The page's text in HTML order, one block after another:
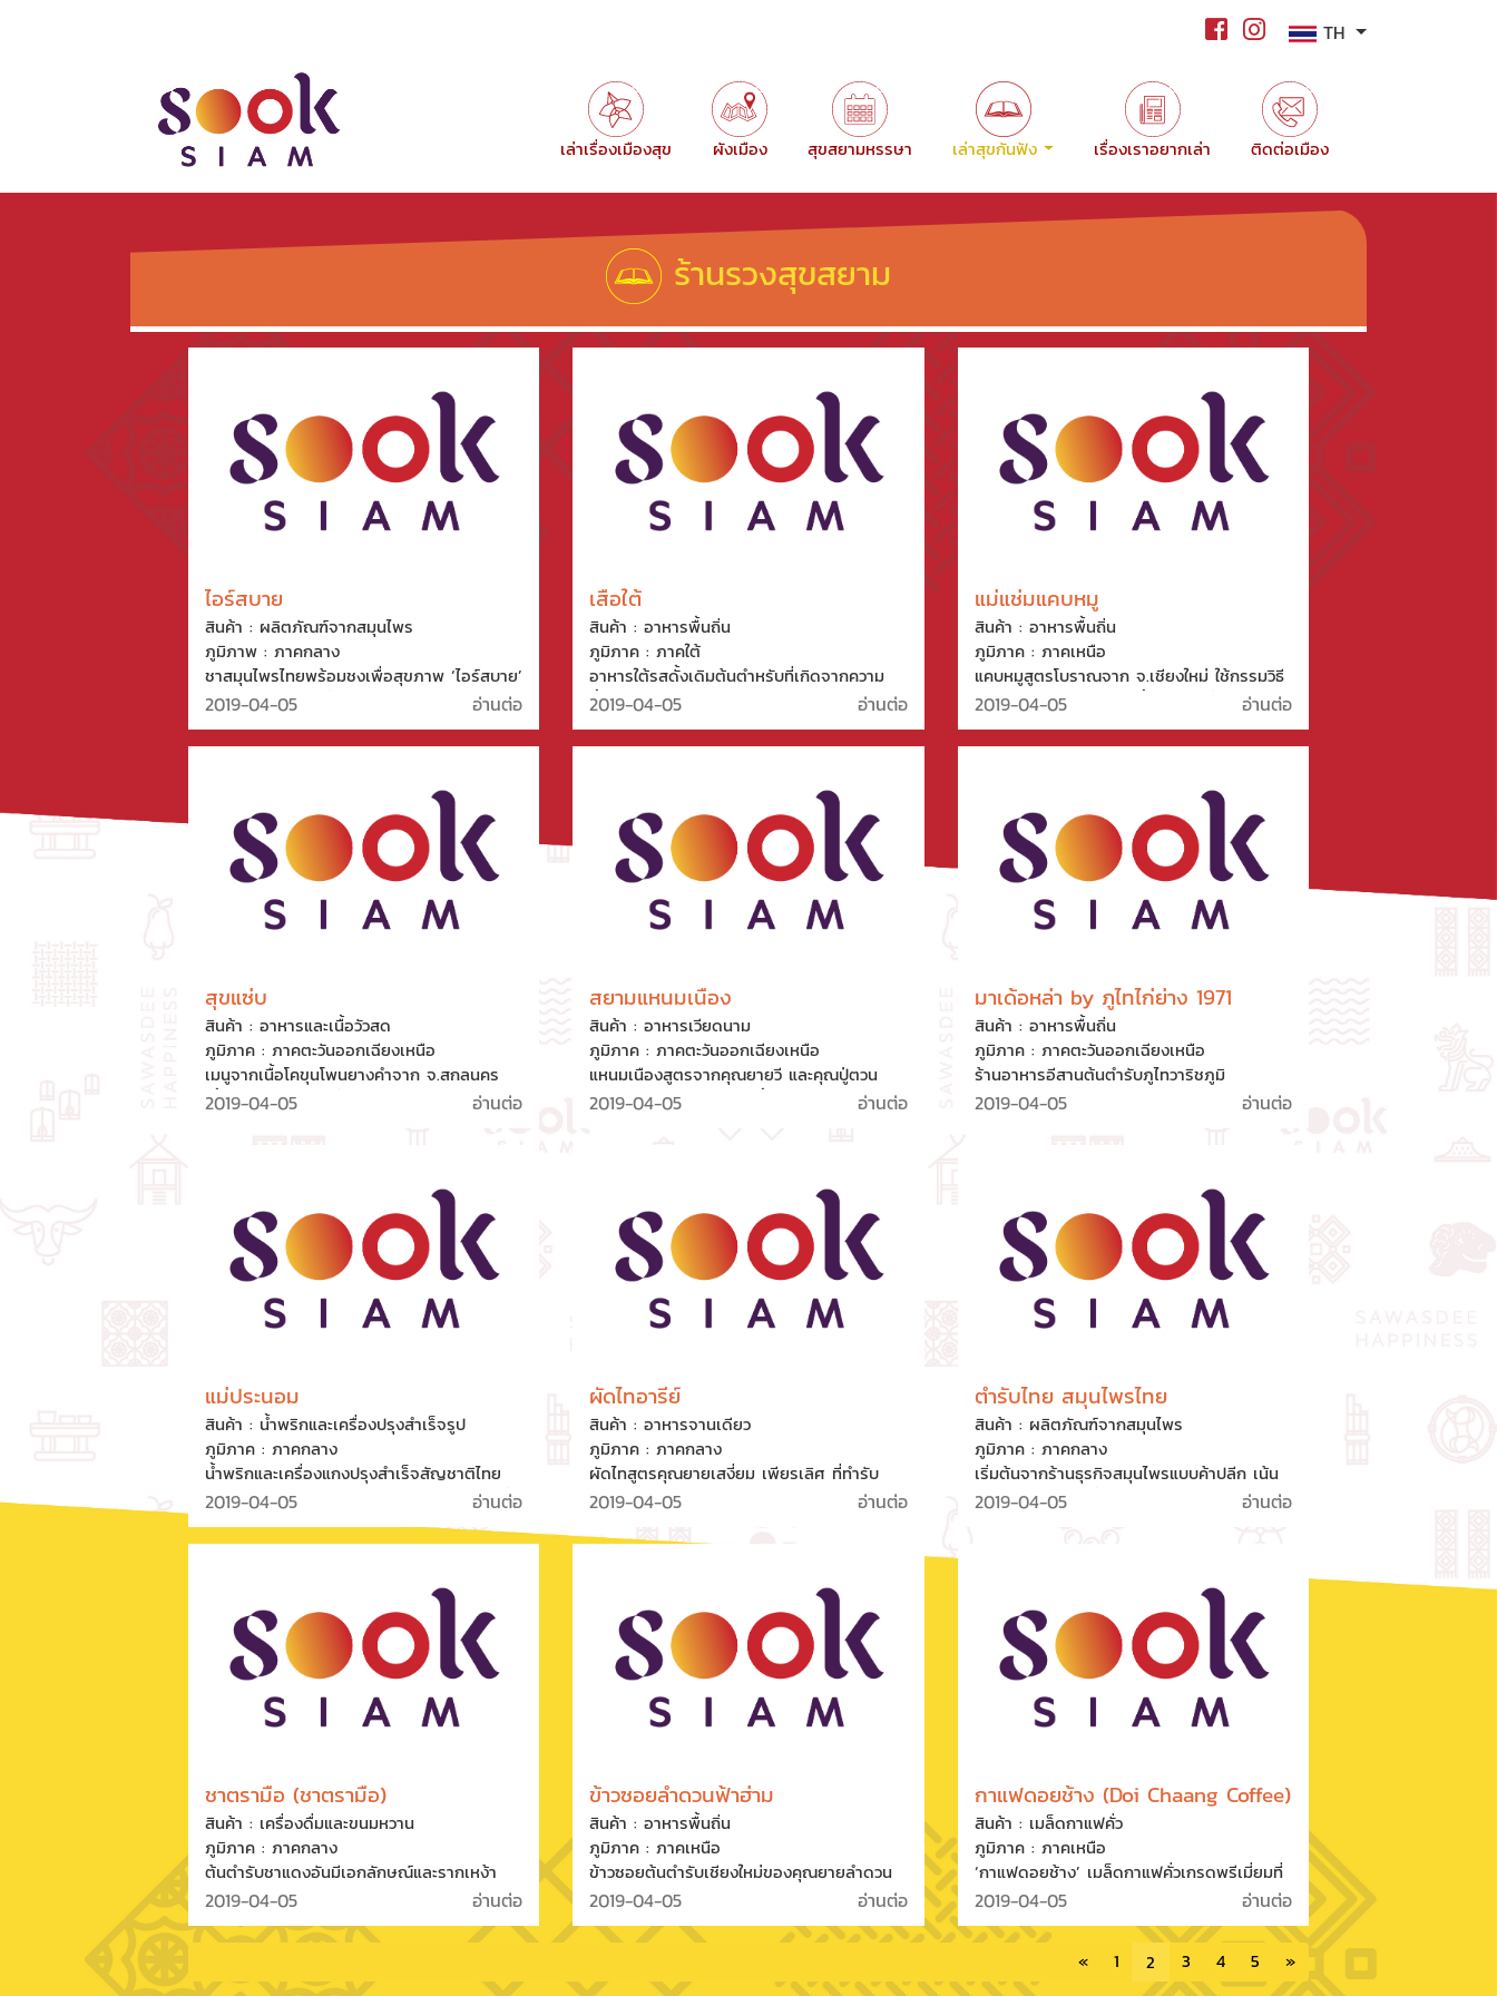
TH
เล่าเรื่องเมืองสุข ผังเมือง สุขสยามหรรษา เล่าสุขกันฟัง เรื่องเราอยากเล่า ติดต่อเมือง
ร้านรวงสุขสยาม
ไอร์สบาย
สินค้า : ผลิตภัณฑ์จากสมุนไพร
ภูมิภาพ : ภาคกลาง
ชาสมุนไพรไทยพร้อมชงเพื่อสุขภาพ ‘ไอร์สบาย’
ผลิตจากสมุนไพรที่มีประโยชน์ของไทย และยัง
จำหน่ายธัญญาพืชอบกรอบขนม นอกจากนี้ยัง
มีผลิตภัณฑ์สปาจากสมนุไพรมาตรฐานสากลอีก
2019-04-05 อ่านต่อ
เสือใต้
สินค้า : อาหารพื้นถิ่น
ภูมิภาค : ภาคใต้
อาหารใต้รสดั้งเดิมต้นตำหรับที่เกิดจากความ
ตั้งใจในการรังสรรค์ทุกเมนูให้มีรสชาติในแบบ
อาหารทำที่บ้าน คัดเลือกวัตถุดิบพื้นบ้านจาก
หลากหลายจังหวัดของภาคใต้ อย่าง พริกแกง
ละเมียดทุกขั้นตอน มีเมนูเด็ดๆ ที่ต้องลิ้นลอง
เช่น แกงเหลืองหน่อไม้ดองปลากะพง แกงคั่วลูก
เหรียง แกงปูใบชะคราม หมูทอดเมืองคอน
2019-04-05 อ่านต่อ
แม่แช่มแคบหมู
สินค้า : อาหารพื้นถิ่น
ภูมิภาค : ภาคเหนือ
แคบหมูสูตรโบราณจาก จ.เชียงใหม่ ใช้กรรมวิธี
ทำให้หนังหมูสุกด้วยการเคี้ยวจนสุกทั่ว เป็น
กรรมวิธีดั่งเดิมของคนเหนือที่เรียกว่า “อ่อม”
วิธีนี้ทำให้แคบหมูไม่เหม็นหืน และไม่อมน้ำมัน
2019-04-05 อ่านต่อ
สุขแซ่บ
สินค้า : อาหารและเนื้อวัวสด
ภูมิภาค : ภาคตะวันออกเฉียงเหนือ
เมนูจากเนื้อโคขุนโพนยางคำจาก จ.สกลนคร
เนื้อคุณภาพจากวัวที่ผ่านการดูแลเอาใจใส่ในทุก
เสี่ยงทาย ลาบสเต็กวัว สเต็กวัวอาบแดด สเต็ก
วัวออนเซ็น และอีกหลากหลายเมนูวัวรสเลิศ
2019-04-05 อ่านต่อ
สยามแหนมเนือง
สินค้า : อาหารเวียดนาม
ภูมิภาค : ภาคตะวันออกเฉียงเหนือ
แหนมเนืองสูตรจากคุณยายวี และคุณปู่ตวน
ชาวเวียดนามผู้อพยพมาเลี้ยงชีพด้วยการหาบเร่
ชั้นนำ ปัจจุบันลูกชายคนที่ 3 สานต่อกิจการ
ต่อยอดด้วยแนวคิด “อาหารที่ดีต่อสุขภาพ
สร้างความสุขใจและคุณภาพชีวิตที่ดีขึ้นให้กับทุก
คน”
2019-04-05 อ่านต่อ
มาเด้อหล่า by ภูไทไก่ย่าง 1971
สินค้า : อาหารพื้นถิ่น
ภูมิภาค : ภาคตะวันออกเฉียงเหนือ
ร้านอาหารอีสานต้นตำรับภูไทวาริชภูมิ
จ.สกลนคร รสมือคุณมาลินี โคตระวีระ ผู้เติบโต
อันเป็นเครื่องหมายรับประกันความอร่อย และยัง
เป็นที่นิยมสืบต่อมาถึงปัจจุบัน
2019-04-05 อ่านต่อ
แม่ประนอม
สินค้า : น้ำพริกและเครื่องปรุงสำเร็จรูป
ภูมิภาค : ภาคกลาง
น้ำพริกและเครื่องแกงปรุงสำเร็จสัญชาติไทย
สูตรคุณแม่ประนอม แดงสุภา เป็นผลิตภัณฑ์ที่
สร้างสรรค์มาอย่างละเมียดละไม รสชาติถึง
เครื่องถึงรส คัดสารวัตถุดิบชั้นเยี่ยม และ
ยาวนานกว่า 57 ปี ปัจจุบันสืบทอดโดยทายาท
รุ่นที่ 3 ขับเคลื่อนภายใต้คอนเซ็ปต์ “ครัวเรือนสู่
ครัวโลก”
2019-04-05 อ่านต่อ
ผัดไทอารีย์
สินค้า : อาหารจานเดียว
ภูมิภาค : ภาคกลาง
ผัดไทสูตรคุณยายเสงี่ยม เพียรเลิศ ที่ทำรับ
ประทานกันเองในครอบครัว จุดเด่นคือการผัด
สรรวัตถุดิบชั้นเลิศจากหลากแหล่งที่มา อย่างไช
สดจากฟาร์มเลี้ยงเอง ซึ่งรับรองคุณภาพใน
ความอร่อยทุกๆ จาน
2019-04-05 อ่านต่อ
ตำรับไทย สมุนไพรไทย
สินค้า : ผลิตภัณฑ์จากสมุนไพร
ภูมิภาค : ภาคกลาง
เริ่มต้นจากร้านธุรกิจสมุนไพรแบบค้าปลีก เน้น
การคัดสรรสินค้าที่มีคุณภาพและหลากหลาย
ผสมของสมุนไพรชั้นดี ปัจจุบันมีสาขาอยู่ทั่ว
ประเทศกว่า 74 สาขา
2019-04-05 อ่านต่อ
ชาตรามือ (ชาตรามือ)
สินค้า : เครื่องดื่มและขนมหวาน
ภูมิภาค : ภาคกลาง
ต้นตำรับชาแดงอันมีเอกลักษณ์และรากเหง้า
ความเป็นไทย อยู่คู่คนไทยมากว่า 70 ปี นอก
เหนือจากการผลิตชาอย่างพิถีพิถัน เพื่อใช้ชง
ดื่มตามจริตผู้ดื่ม ยังนำชาตรามือรสต่างๆ มา
2019-04-05 อ่านต่อ
ข้าวซอยลำดวนฟ้าฮ่าม
สินค้า : อาหารพื้นถิ่น
ภูมิภาค : ภาคเหนือ
ข้าวซอยต้นตำรับเชียงใหม่ของคุณยายลำดวน
มหาดิลก ผู้คิดค้นและพัฒนาสูตร จากสูตรต้น
ตำรับแท้ของชาวจีนฮ่อที่เป็นเพียงก๋วยเตี๋ยวเส้น
ใหญ่น้ำซุปใส่น้ำพริก มาเป็นน้ำซุปพริกแกงเผ็ด
2019-04-05 อ่านต่อ
กาแฟดอยช้าง (Doi Chaang Coffee)
สินค้า : เมล็ดกาแฟคั่ว
ภูมิภาค : ภาคเหนือ
‘กาแฟดอยช้าง’ เมล็ดกาแฟคั่วเกรดพรีเมี่ยมที่
ปลูกเฉพาะบนดอยช้าง จ.เชียงราย เกิดจาก
แนวพระราชดำริของรัชกาลที่ ๙ ให้ชาวไทย
ภูเขาปลูกพืชเมืองหนาวทดแทนฝิ่น และแก้
ปัญหาการทำไร่เลื่อนลอย จึงพระราชทานกาแฟ
2019-04-05 อ่านต่อ
« 1 2 3 4 5 »